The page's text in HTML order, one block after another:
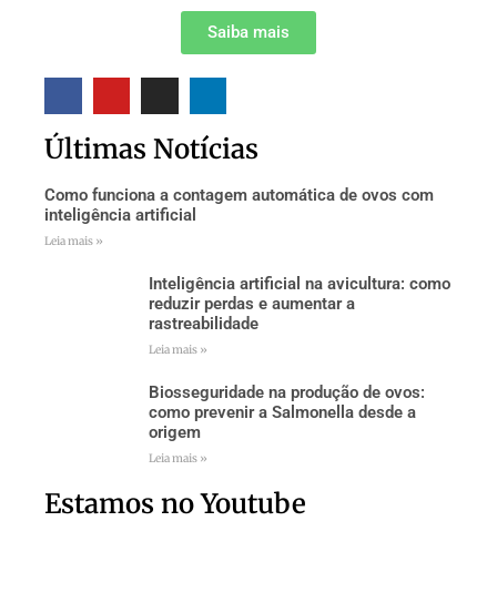
Saiba mais
Últimas Notícias
Como funciona a contagem automática de ovos com
inteligência artificial
Leia mais »
Inteligência artificial na avicultura: como
reduzir perdas e aumentar a
rastreabilidade
Leia mais »
Biosseguridade na produção de ovos:
como prevenir a Salmonella desde a
origem
Leia mais »
Estamos no Youtube